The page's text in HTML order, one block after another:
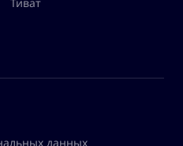
Тиват
данных